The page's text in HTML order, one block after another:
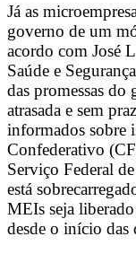
Já as
governo de um
acordo com José
Saúde e
das promessas do
atrasada e sem
informados sobre
Confederativo
Serviço Federal
está
MEIs seja
desde o início das